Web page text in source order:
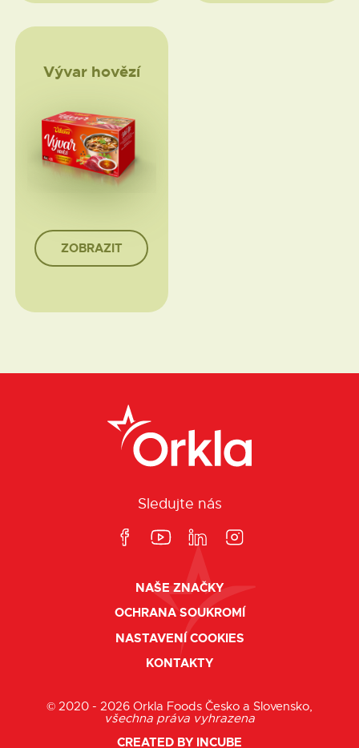
Vývar hovězí
ZOBRAZIT
Sledujte nás
NAŠE ZNAČKY
OCHRANA SOUKROMÍ
NASTAVENÍ COOKIES
KONTAKTY
© 2020 - 2026 Orkla Foods Česko a Slovensko,
všechna práva vyhrazena
CREATED BY INCUBE